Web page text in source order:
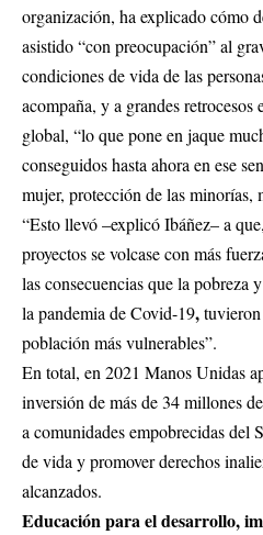
organización, ha explicado cómo
asistido “con preocupación” al
condiciones de vida de las
acompaña, y a grandes
global, “lo que pone en jaque
conseguidos hasta ahora en ese
mujer, protección de las minorías,
“Esto llevó –explicó Ibáñez– a
proyectos se volcase con más
las consecuencias que la pobreza
la pandemia de Covid-19,
población más vulnerables”.
En total, en 2021 Manos Unidas
inversión de más de 34 millones
a comunidades empobrecidas del
de vida y promover derechos
alcanzados.
Educación para el desarrollo,